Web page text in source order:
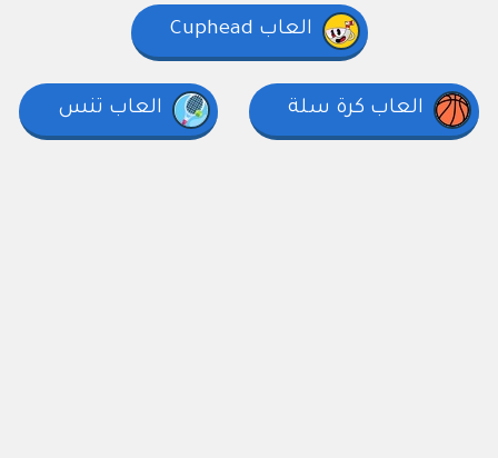
العاب Cuphead
العاب كرة سلة العاب تنس